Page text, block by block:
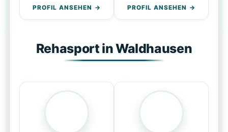
PROFIL ANSEHEN PROFIL ANSEHEN
Rehasport in Waldhausen